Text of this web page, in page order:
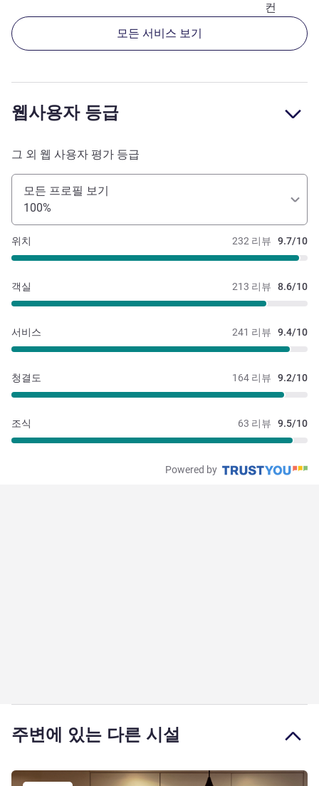
컨
모든 서비스 보기
웹사용자 등급
그 외 웹 사용자 평가 등급
모든 프로필 보기
100%
232 리뷰 9.7/10
위치
213 리뷰 8.6/10
객실
241 리뷰 9.4/10
서비스
164 리뷰 9.2/10
청결도
63 리뷰 9.5/10
조식
Powered by
주변에 있는 다른 시설